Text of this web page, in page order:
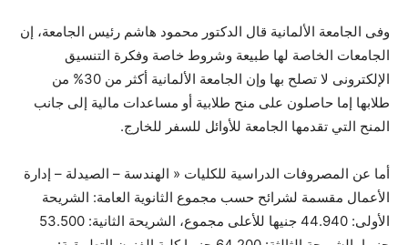
وفى الجامعة الألمانية قال الدكتور محمود هاشم رئيس الجامعة، إن
الجامعات الخاصة لها طبيعة وشروط خاصة وفكرة التنسيق
الإلكترونى لا تصلح بها وإن الجامعة الألمانية أكثر من 30% من
طلابها إما حاصلون على منح طلابية أو مساعدات مالية إلى جانب
المنح التي تقدمها الجامعة للأوائل للسفر للخارج.
أما عن المصروفات الدراسية للكليات « الهندسة – الصيدلة – إدارة
الأعمال مقسمة لشرائح حسب مجموع الثانوية العامة: الشريحة
الأولى: 44.940 جنيها للأعلى مجموع، الشريحة الثانية: 53.500